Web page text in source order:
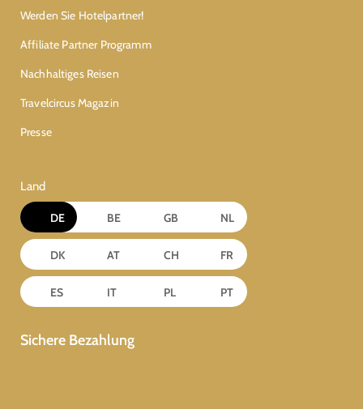
Werden Sie Hotelpartner!
Affiliate Partner Programm
Nachhaltiges Reisen
Travelcircus Magazin
Presse
Land
DE BE GB NL
DK AT CH FR
ES IT PL PT
Sichere Bezahlung